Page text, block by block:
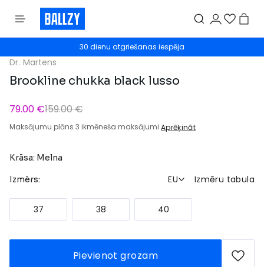
30 dienu atgriešanas iespēja
Dr. Martens
Brookline chukka black lusso
79.00 €159.00 €
Maksājumu plāns 3 ikmēneša maksājumi Aprēķināt
Krāsa: Melna
Izmērs: EU Izmēru tabula
37 38 40
Pievienot grozam